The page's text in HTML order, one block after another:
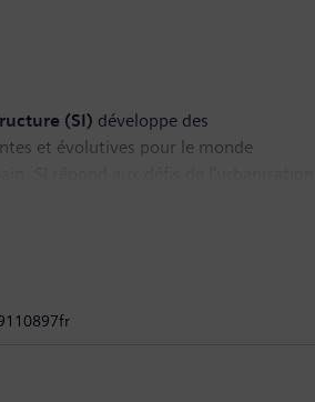
(SI) développe des
et évolutives pour le monde
en connectant les systèmes
et participe au progrès de la société
Siemens Smart Infrastructure, dont le